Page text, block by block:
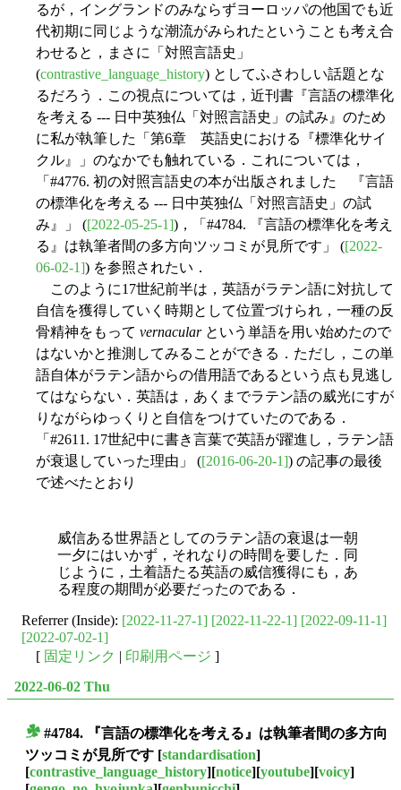
るが，イングランドのみならずヨーロッパの他国でも近
代初期に同じような潮流がみられたということも考え合
わせると，まさに「対照言語史」
(contrastive_language_history) としてふさわしい話題とな
るだろう．この視点については，近刊書『言語の標準化
を考える --- 日中英独仏「対照言語史」の試み』のため
に私が執筆した「第6章 英語史における『標準化サイ
クル』」のなかでも触れている．これについては，
「#4776. 初の対照言語史の本が出版されました 『言語
の標準化を考える --- 日中英独仏「対照言語史」の試
み』」 ([2022-05-25-1])，「#4784. 『言語の標準化を考え
る』は執筆者間の多方向ツッコミが見所です」 ([2022-
06-02-1]) を参照されたい．
このように17世紀前半は，英語がラテン語に対抗して
自信を獲得していく時期として位置づけられ，一種の反
骨精神をもって vernacularという単語を用い始めたので
はないかと推測してみることができる．ただし，この単
語自体がラテン語からの借用語であるという点も見逃し
てはならない．英語は，あくまでラテン語の威光にすが
りながらゆっくりと自信をつけていたのである．
「#2611. 17世紀中に書き言葉で英語が躍進し，ラテン語
が衰退していった理由」 ([2016-06-20-1]) の記事の最後
で述べたとおり
威信ある世界語としてのラテン語の衰退は一朝
一夕にはいかず，それなりの時間を要した．同
じように，土着語たる英語の威信獲得にも，あ
る程度の期間が必要だったのである．
Referrer (Inside): [2022-11-27-1] [2022-11-22-1] [2022-09-11-1]
[2022-07-02-1]
[ 固定リンク | 印刷用ページ ]
2022-06-02 Thu
#4784. 『言語の標準化を考える』は執筆者間の多方向
ツッコミが見所です [standardisation]
[contrastive_language_history][notice][youtube][voicy]